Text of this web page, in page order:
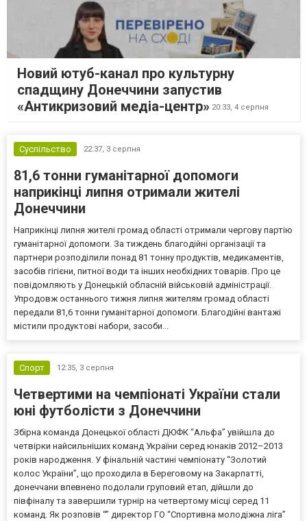
Новий ютуб-канал про культурну
спадщину Донеччини запустив
«Антикризовий медіа-центр» 20:33, 4 серпня
Суспільство 22:37, 3 серпня
81,6 тонни гуманітарної допомоги
наприкінці липня отримали жителі
Донеччини
Наприкінці липня жителі громад області отримали чергову партію
гуманітарної допомоги. За тиждень благодійні організації та
партнери розподілили понад 81 тонну продуктів, медикаментів,
засобів гігієни, питної води та інших необхідних товарів. Про це
повідомляють у Донецькій обласній військовій адміністрації.
Упродовж останнього тижня липня жителям громад області
передали 81,6 тонни гуманітарної допомоги. Благодійні вантажі
містили продуктові набори, засоби...
Спорт 12:35, 3 серпня
Четвертими на чемпіонаті України стали
юні футболісти з Донеччини
Збірна команда Донецької області ДЮФК “Альфа” увійшла до
четвірки найсильніших команд України серед юнаків 2012–2013
років народження. У фінальній частині чемпіонату “Золотий
колос України”, що проходила в Береговому на Закарпатті,
донеччани впевнено подолали груповий етап, дійшли до
півфіналу та завершили турнір на четвертому місці серед 11
команд. Як розповів “” директор ГО “Спортивна молодіжна ліга”